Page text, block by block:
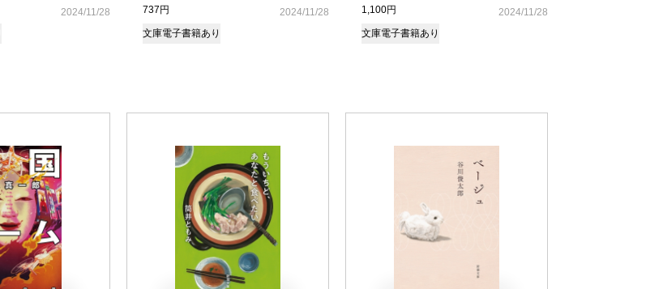
2024/11/28
737円
2024/11/28
文庫電子書籍あり
1,100円
2024/11/28
文庫電子書籍あり